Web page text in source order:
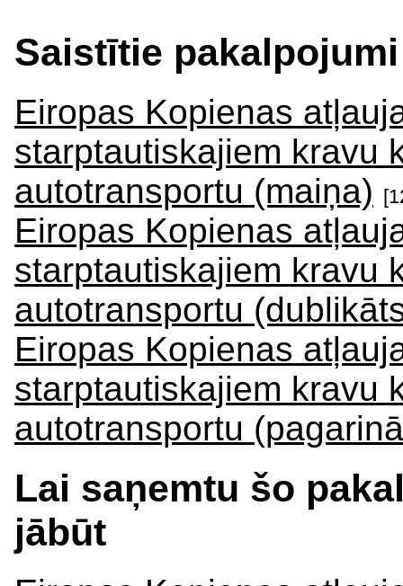
Saistītie pakalpojumi
Eiropas Kopienas
starptautiskajiem kravu
autotransportu (maiņa)
Eiropas Kopienas
starptautiskajiem kravu
autotransportu
Eiropas Kopienas
starptautiskajiem kravu
autotransportu
Lai saņemtu šo
jābūt